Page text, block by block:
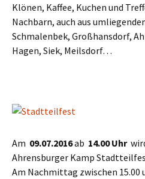
Klönen, Kaffee, Kuchen und
Nachbarn, auch aus
Schmalenbek, Großhansdorf,
Hagen, Siek, Meilsdorf…
Am 09.07.2016ab 14.00 Uhr
Ahrensburger Kamp
Am Nachmittag zwischen 15.00